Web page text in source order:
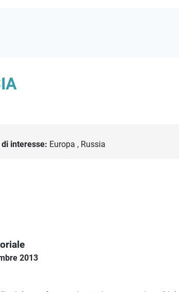
interesse: Europa , Russia
2013